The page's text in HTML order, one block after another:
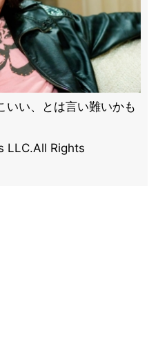
いい、とは言い難いかも
LLC.All Rights